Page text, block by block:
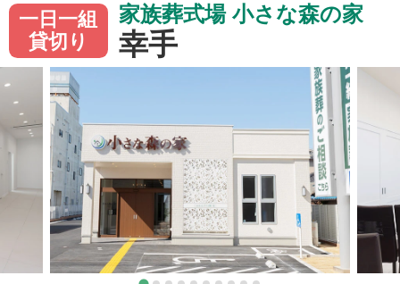
一日一組
貸切り
家族葬式場 小さな森の家
幸手